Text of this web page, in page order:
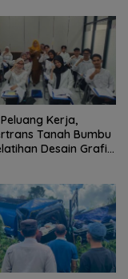
Kerja,
Tanah Bumbu
Desain Grafis